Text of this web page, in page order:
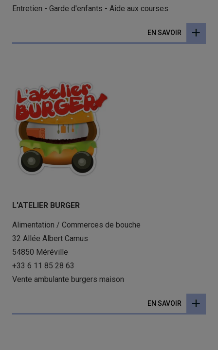
Entretien - Garde d'enfants - Aide aux courses
EN SAVOIR
L'ATELIER BURGER
Alimentation / Commerces de bouche
32 Allée Albert Camus
54850 Méréville
+33 6 11 85 28 63
Vente ambulante burgers maison
EN SAVOIR